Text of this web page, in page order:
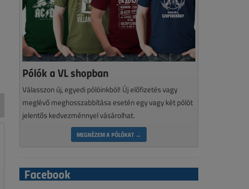
Pólók a VL shopban
Válasszon új, egyedi pólóinkból! Új előfizetés vagy
meglévő meghosszabbítása esetén egy vagy két pólót
jelentős kedvezménnyel vásárolhat.
MEGNÉZEM A PÓLÓKAT →
Facebook